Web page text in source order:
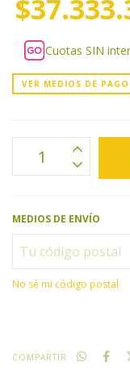
Cuotas SIN
VER MEDIOS DE PAGO
MEDIOS DE ENVÍO
No sé mi código postal
COMPARTIR